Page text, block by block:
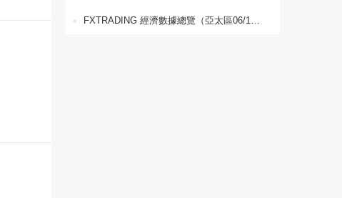
FXTRADING 經濟數據總覽（亞太區06/12） 全球經濟動態與貨幣政策展望